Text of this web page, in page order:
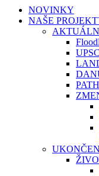
Close
Menu
NOVINKY
NAŠE